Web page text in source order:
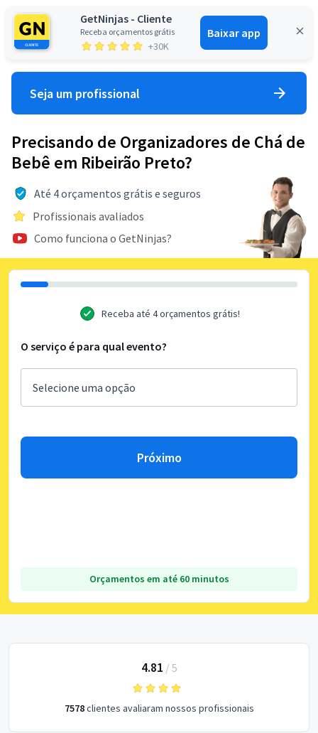
GetNinjas - Cliente
Receba orçamentos grátis
+30K
Baixar app
Entrar
Seja um profissional
Precisando de Organizadores de Chá de
Bebê em Ribeirão Preto?
Até 4 orçamentos grátis e seguros
Profissionais avaliados
Como funciona o GetNinjas?
Receba até 4 orçamentos grátis!
O serviço é para qual evento?
Próximo
Orçamentos em até 60 minutos
4.81 / 5
7578clientes avaliaram nossos profissionais